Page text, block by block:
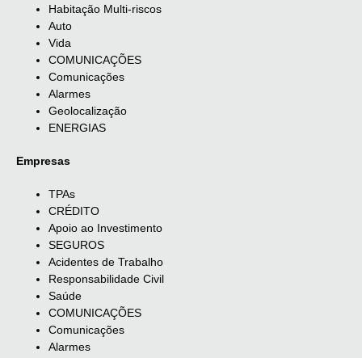
Habitação Multi-riscos
Auto
Vida
COMUNICAÇÕES
Comunicações
Alarmes
Geolocalização
ENERGIAS
Empresas
TPAs
CRÉDITO
Apoio ao Investimento
SEGUROS
Acidentes de Trabalho
Responsabilidade Civil
Saúde
COMUNICAÇÕES
Comunicações
Alarmes